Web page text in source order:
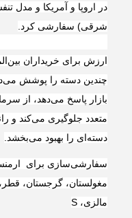
در اروپا و آمریکا و مدل
شرقی) سفارشی کرد.
ارزش برای خریداران
چندین دسته را پوشش
بازار پاسخ می‌دهد، از
متعدد جلوگیری می‌کند و
دسته‌ای را بهبود می‌بخشد.
سفارشی‌سازی برای
مغولستان، گرجستان، قطر،
مالزی، S